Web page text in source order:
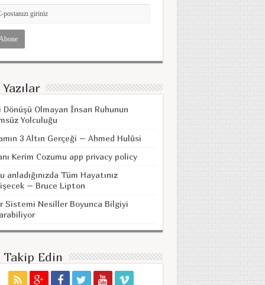
Dönüşü Olmayan İnsan Ruhunun
Yolculuğu
3 Altın Gerçeği – Ahmed Hulûsi
Kerim Cozumu app privacy policy
anladığınızda Tüm Hayatınız
– Bruce Lipton
Sistemi Nesiller Boyunca Bilgiyi
Takip Edin